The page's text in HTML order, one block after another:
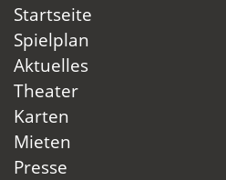
Startseite
Spielplan
Aktuelles
Theater
Karten
Mieten
Presse